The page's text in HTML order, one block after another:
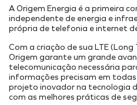
Nosso Time
Nossa Ética
Código de Ética
Canal de Ética
Política Anticorrupção
Política de SGI
Desenvolvimento & Produção
Comercialização
Soluções Energéticas
Parque de Geração de Energia
Estocagem Subterrânea
Interiorização do Gás
Nossos Compromissos
Ambiental
Mudanças Climáticas
Iniciativas Ambientais
Social
Projetos Externos
A Origem Energia é a primeira
independente de energia e
própria de telefonia e internet
Com a criação de sua LTE
Origem garante um grande
telecomunicação necessária
informações precisam em
projeto inovador na tecnologia
com as melhores práticas de